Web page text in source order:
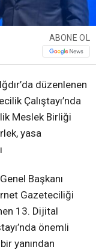
ABONE OL
düzenlenen
Çalıştayı’nda
Meslek Birliği
yasa
Başkanı
Gazeteciliği
13. Dijital
önemli
yanından